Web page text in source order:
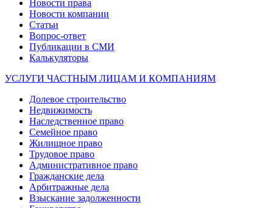
Новости права
Новости компании
Статьи
Вопрос-ответ
Публикации в СМИ
Калькуляторы
УСЛУГИ ЧАСТНЫМ ЛИЦАМ И КОМПАНИЯМ
Долевое строительство
Недвижимость
Наследственное право
Семейное право
Жилищное право
Трудовое право
Административное право
Гражданские дела
Арбитражные дела
Взыскание задолженности